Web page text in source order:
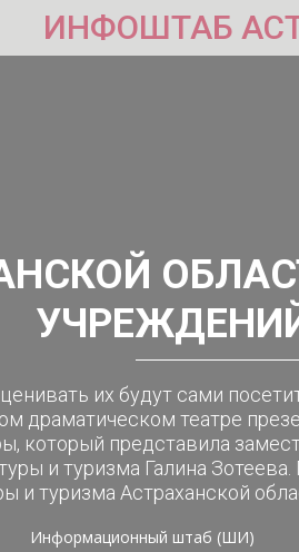
ИНФОШТАБ
их будут сами
драматическом театре
который представила
и туризма Галина
и туризма Астраханской
Информационный штаб (ШИ)